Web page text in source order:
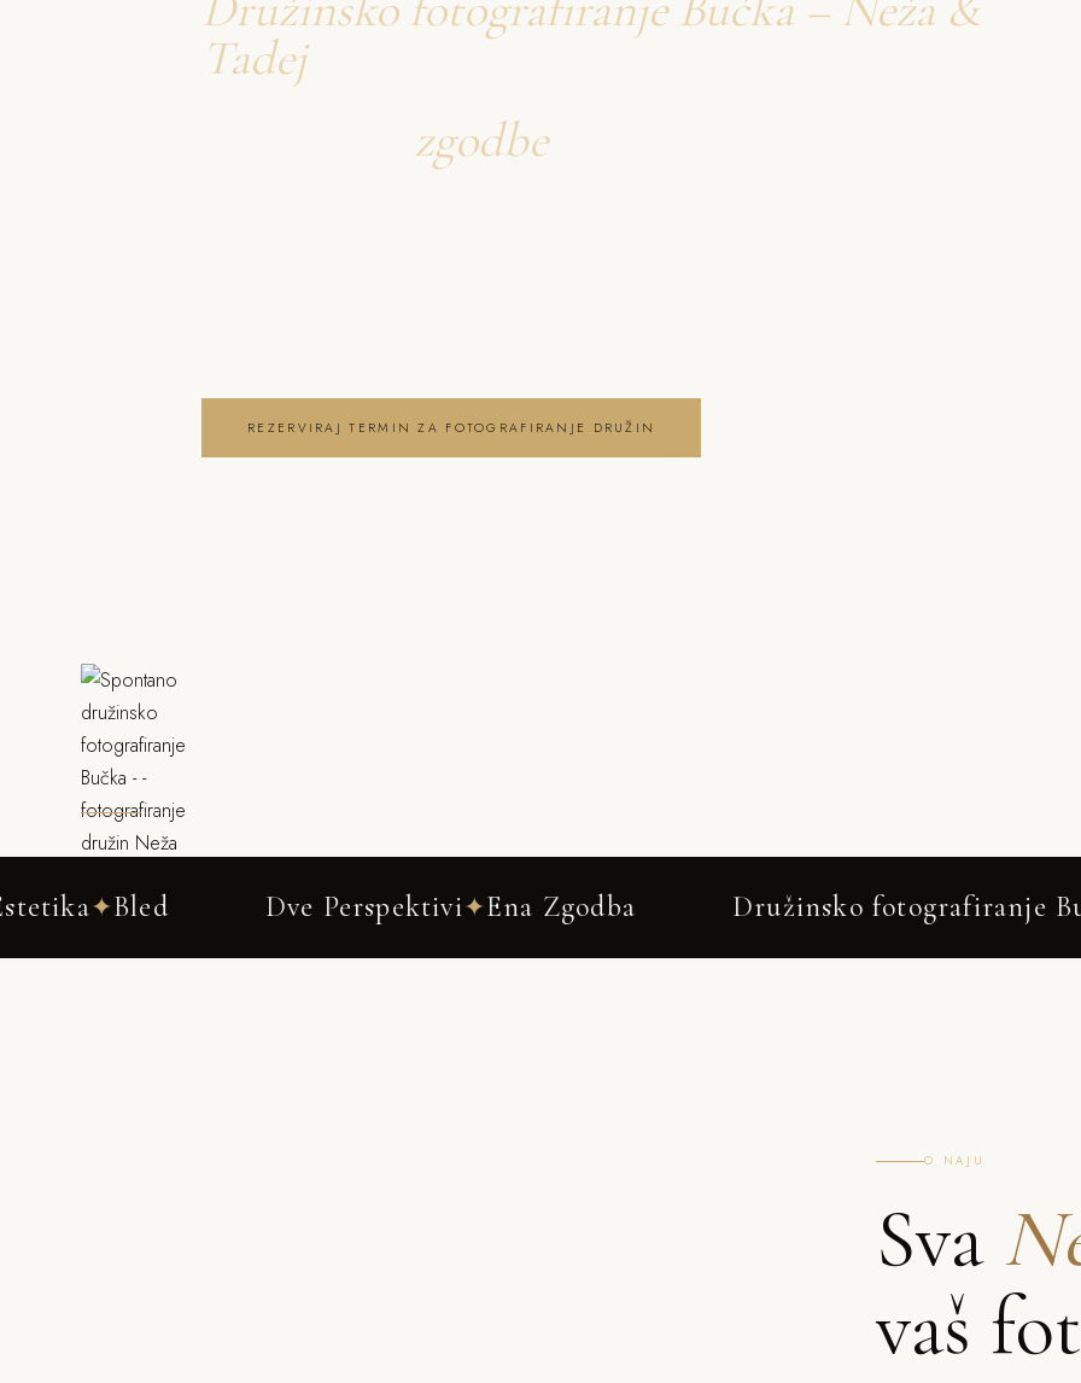
Tadej
zgodbe
o fotografiranje družin Bučka
REZERVIRAJ TERMIN ZA FOTOGRAFIRANJE DRUŽIN
Dve Perspektivi✦Ena Zgodba Družinsko fotografiranje Bučka –
O NAJU
Sva
vaš